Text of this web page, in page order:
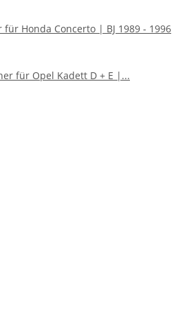
für Honda Concerto | BJ 1989 - 1996